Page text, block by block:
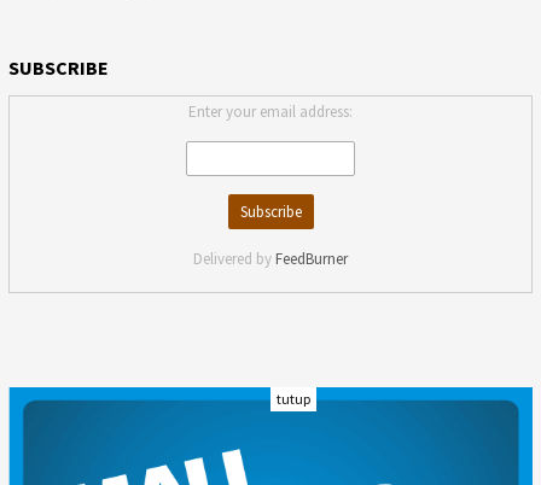
SUBSCRIBE
Enter your email address:
Delivered by FeedBurner
INDEKS
tutup